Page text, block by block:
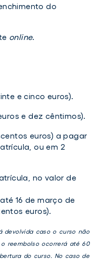
do
online.
e cinco euros).
e dez cêntimos).
euros) a pagar
ou em 2
no valor de
16 de março de
euros).
devolvida caso o curso não
reembolso ocorrerá até 60
do curso. No caso de